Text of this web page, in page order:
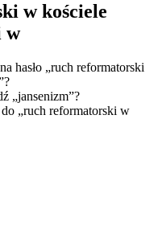
w kościele
w
hasło „ruch reformatorski
„jansenizm”?
„ruch reformatorski w